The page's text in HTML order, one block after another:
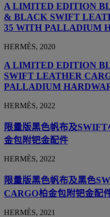
A LIMITED EDITION
& BLACK SWIFT
35 WITH PALLADIUM
HERMÈS, 2020
A LIMITED EDITION
SWIFT LEATHER
PALLADIUM
HERMÈS, 2022
限量版黑色帆布及
金包附钯金配件
HERMÈS, 2022
限量版黑色帆布及黑色
CARGO柏金包附钯金配
HERMÈS, 2021